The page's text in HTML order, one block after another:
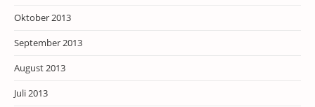
Oktober 2013
September 2013
August 2013
Juli 2013